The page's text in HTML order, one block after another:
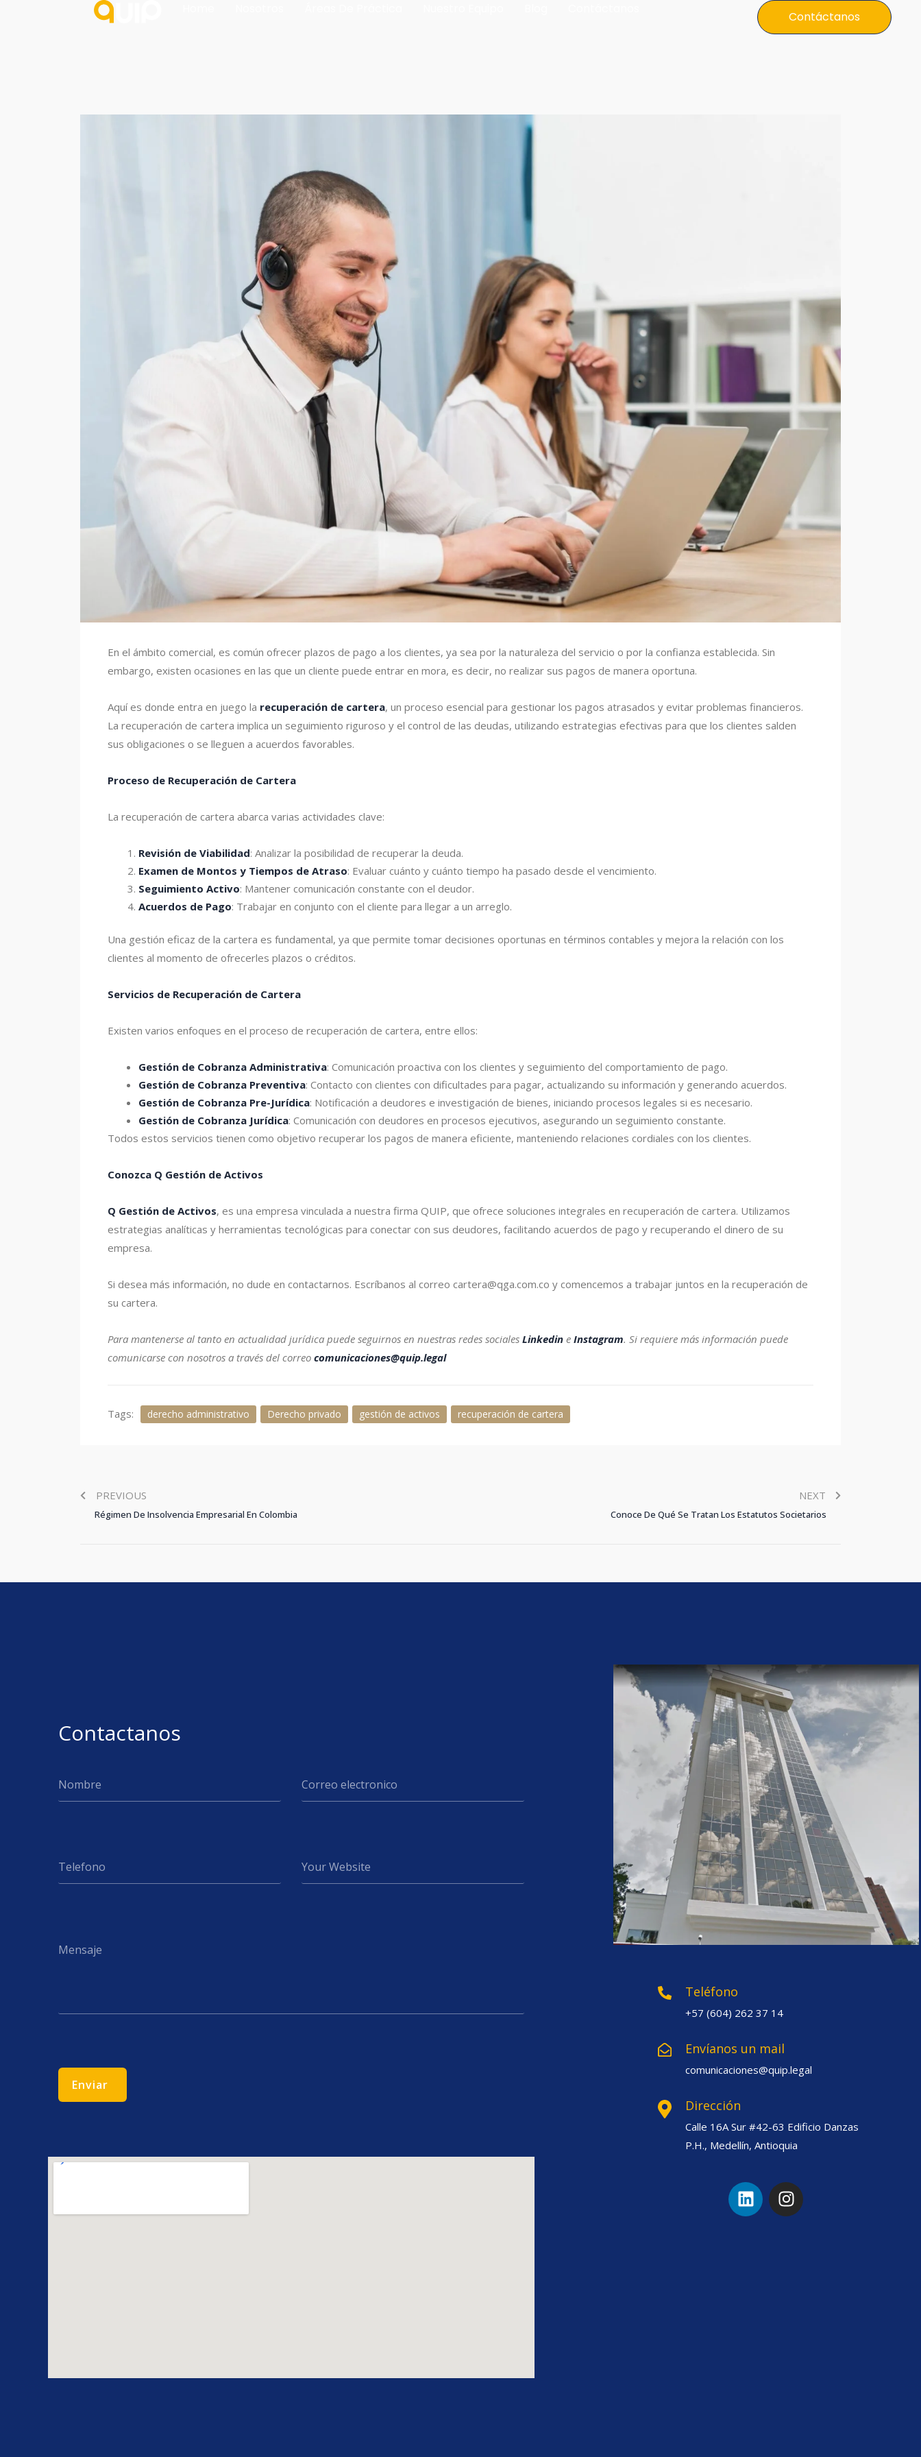
Contáctanos
En el ámbito comercial, es común ofrecer plazos de pago a los clientes, ya sea por la naturaleza del servicio o por la confianza establecida. Sin
embargo, existen ocasiones en las que un cliente puede entrar en mora, es decir, no realizar sus pagos de manera oportuna.
Aquí es donde entra en juego la recuperación de cartera, un proceso esencial para gestionar los pagos atrasados y evitar problemas financieros.
La recuperación de cartera implica un seguimiento riguroso y el control de las deudas, utilizando estrategias efectivas para que los clientes salden
sus obligaciones o se lleguen a acuerdos favorables.
Proceso de Recuperación de Cartera
La recuperación de cartera abarca varias actividades clave:
Revisión de Viabilidad: Analizar la posibilidad de recuperar la deuda.
Examen de Montos y Tiempos de Atraso: Evaluar cuánto y cuánto tiempo ha pasado desde el vencimiento.
Seguimiento Activo: Mantener comunicación constante con el deudor.
Acuerdos de Pago: Trabajar en conjunto con el cliente para llegar a un arreglo.
Una gestión eficaz de la cartera es fundamental, ya que permite tomar decisiones oportunas en términos contables y mejora la relación con los
clientes al momento de ofrecerles plazos o créditos.
Servicios de Recuperación de Cartera
Existen varios enfoques en el proceso de recuperación de cartera, entre ellos:
Gestión de Cobranza Administrativa: Comunicación proactiva con los clientes y seguimiento del comportamiento de pago.
Gestión de Cobranza Preventiva: Contacto con clientes con dificultades para pagar, actualizando su información y generando acuerdos.
Gestión de Cobranza Pre-Jurídica: Notificación a deudores e investigación de bienes, iniciando procesos legales si es necesario.
Gestión de Cobranza Jurídica: Comunicación con deudores en procesos ejecutivos, asegurando un seguimiento constante.
Todos estos servicios tienen como objetivo recuperar los pagos de manera eficiente, manteniendo relaciones cordiales con los clientes.
Conozca Q Gestión de Activos
Q Gestión de Activos, es una empresa vinculada a nuestra firma QUIP, que ofrece soluciones integrales en recuperación de cartera. Utilizamos
estrategias analíticas y herramientas tecnológicas para conectar con sus deudores, facilitando acuerdos de pago y recuperando el dinero de su
empresa.
Si desea más información, no dude en contactarnos. Escríbanos al correo cartera@qga.com.co y comencemos a trabajar juntos en la recuperación de
su cartera.
Para mantenerse al tanto en actualidad jurídica puede seguirnos en nuestras redes sociales Linkedin e Instagram. Si requiere más información puede
comunicarse con nosotros a través del correo comunicaciones@quip.legal
Tags: derecho administrativo Derecho privado gestión de activos recuperación de cartera
PREVIOUS
Régimen De Insolvencia Empresarial En Colombia
NEXT
Conoce De Qué Se Tratan Los Estatutos Societarios
Contactanos
Teléfono
+57 (604) 262 37 14
Envíanos un mail
comunicaciones@quip.legal
Dirección
Calle 16A Sur #42-63 Edificio Danzas
P.H., Medellín, Antioquia